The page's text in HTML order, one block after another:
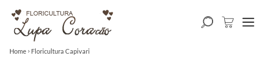
Home Floricultura Capivari